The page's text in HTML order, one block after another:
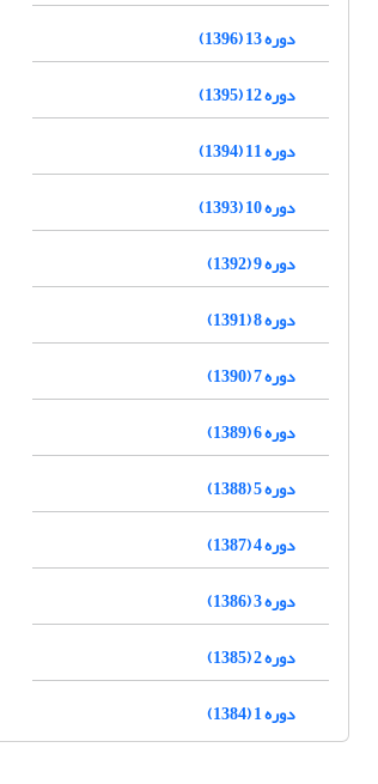
دوره 13 (1396)
دوره 12 (1395)
دوره 11 (1394)
دوره 10 (1393)
دوره 9 (1392)
دوره 8 (1391)
دوره 7 (1390)
دوره 6 (1389)
دوره 5 (1388)
دوره 4 (1387)
دوره 3 (1386)
دوره 2 (1385)
دوره 1 (1384)